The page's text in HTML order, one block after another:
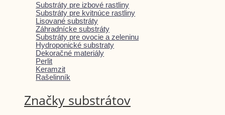
Substráty pre izbové rastliny
Substráty pre kvitnúce rastliny
Lisované substráty
Záhradnícke substráty
Substráty pre ovocie a zeleninu
Hydroponické substraty
Dekoračné materiály
Perlit
Keramzit
Rašelinník
Značky substrátov